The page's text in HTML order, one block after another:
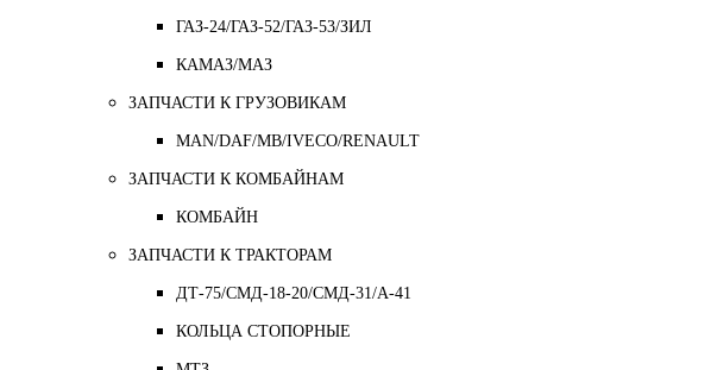
ГАЗ-24/ГАЗ-52/ГАЗ-53/ЗИЛ
КАМАЗ/МАЗ
ЗАПЧАСТИ К ГРУЗОВИКАМ
MAN/DAF/MB/IVECO/RENAULT
ЗАПЧАСТИ К КОМБАЙНАМ
КОМБАЙН
ЗАПЧАСТИ К ТРАКТОРАМ
ДТ-75/СМД-18-20/СМД-31/A-41
КОЛЬЦА СТОПОРНЫЕ